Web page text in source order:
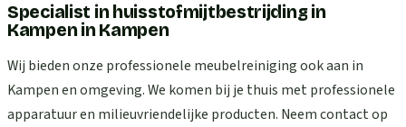
Specialist in huisstofmijtbestrijding in
KampeninKampen
Wij bieden onze professionele meubelreiniging ook aan in
Kampen en omgeving. We komen bij je thuis met professionele
apparatuur en milieuvriendelijke producten. Neem contact op